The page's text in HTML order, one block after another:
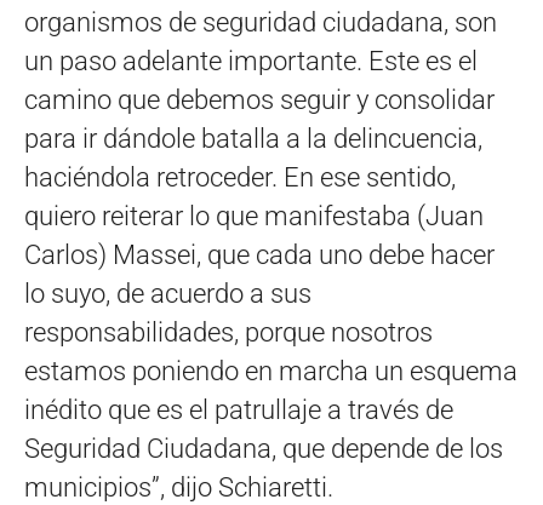
organismos de seguridad ciudadana, son
un paso adelante importante. Este es el
camino que debemos seguir y consolidar
para ir dándole batalla a la delincuencia,
haciéndola retroceder. En ese sentido,
quiero reiterar lo que manifestaba (Juan
Carlos) Massei, que cada uno debe hacer
lo suyo, de acuerdo a sus
responsabilidades, porque nosotros
estamos poniendo en marcha un esquema
inédito que es el patrullaje a través de
Seguridad Ciudadana, que depende de los
municipios”, dijo Schiaretti.